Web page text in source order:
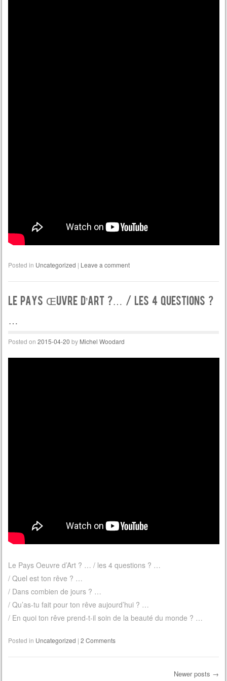
Posted in Uncategorized | Leave a comment
Le Pays Œuvre d’Art ?… / les 4 questions ?
…
Posted on 2015-04-20 by Michel Woodard
Le Pays Oeuvre d’Art ? … / les 4 questions ? …
/ Quel est ton rêve ? …
/ Dans combien de jours ? …
/ Qu’as-tu fait pour ton rêve aujourd’hui ? …
/ En quoi ton rêve prend-t-il soin de la beauté du monde ? …
Posted in Uncategorized | 2 Comments
Newer posts →